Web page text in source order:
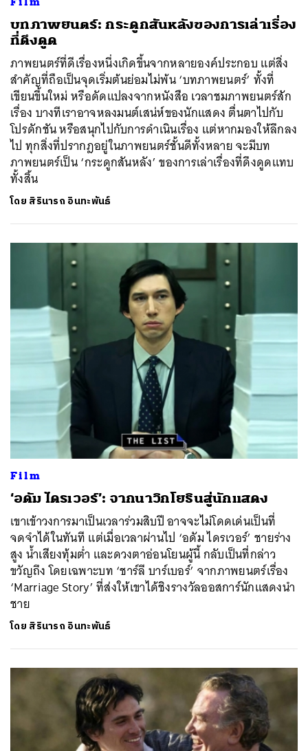
บทภาพยนตร์: กระดูกสันหลังของการเล่าเรื่อง
ที่ดึงดูด
ภาพยนตร์ที่ดีเรื่องหนึ่งเกิดขึ้นจากหลายองค์ประกอบ แต่สิ่ง
สำคัญที่ถือเป็นจุดเริ่มต้นย่อมไม่พ้น ‘บทภาพยนตร์’ ทั้งที่
เขียนขึ้นใหม่ หรือดัดแปลงจากหนังสือ เวลาชมภาพยนตร์สัก
เรื่อง บางทีเราอาจหลงมนต์เสน่ห์ของนักแสดง ตื่นตาไปกับ
โปรดักชัน หรือสนุกไปกับการดำเนินเรื่อง แต่หากมองให้ลึกลง
ไป ทุกสิ่งที่ปรากฎอยู่ในภาพยนตร์ชั้นดีทั้งหลาย จะมีบท
ภาพยนตร์เป็น ‘กระดูกสันหลัง’ ของการเล่าเรื่องที่ดึงดูดแทบ
ทั้งสิ้น
โดย สิรินารถ อินทะพันธ์
Film
‘อดัม ไดรเวอร์’: จากนาวิกโยธินสู่นักแสดง
เขาเข้าวงการมาเป็นเวลาร่วมสิบปี อาจจะไม่โดดเด่นเป็นที่
จดจำได้ในทันที แต่เมื่อเวลาผ่านไป ‘อดัม ไดรเวอร์’ ชายร่าง
สูง น้ำเสียงทุ้มต่ำ และดวงตาอ่อนโยนผู้นี้ กลับเป็นที่กล่าว
ขวัญถึง โดยเฉพาะบท ‘ชาร์ลี บาร์เบอร์’ จากภาพยนตร์เรื่อง
‘Marriage Story’ ที่ส่งให้เขาได้ชิงรางวัลออสการ์นักแสดงนำ
ชาย
โดย สิรินารถ อินทะพันธ์